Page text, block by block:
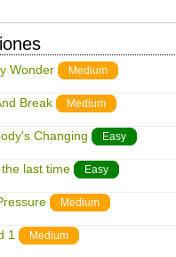
Wonder Medium
Break Medium
Changing Easy
last time Easy
Medium
1 Medium